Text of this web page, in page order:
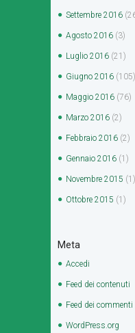
Settembre 2016
Agosto 2016 (3)
Luglio 2016 (21)
Giugno 2016 (105)
Maggio 2016 (76)
Marzo 2016 (2)
Febbraio 2016 (2)
Gennaio 2016 (1)
Novembre 2015 (1)
Ottobre 2015 (1)
Meta
Accedi
Feed dei contenuti
Feed dei commenti
WordPress.org